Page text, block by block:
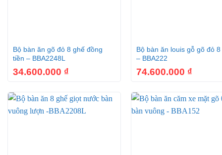
Bộ bàn ăn gõ đỏ 8 ghế đồng
tiền – BBA2248L
34.600.000 ₫
Bộ bàn ăn louis gỗ gõ đỏ
– BBA222
74.600.000 ₫